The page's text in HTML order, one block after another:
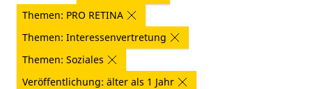
Themen: PRO RETINA
Themen: Interessenvertretung
Themen: Soziales
Veröffentlichung: älter als 1 Jahr